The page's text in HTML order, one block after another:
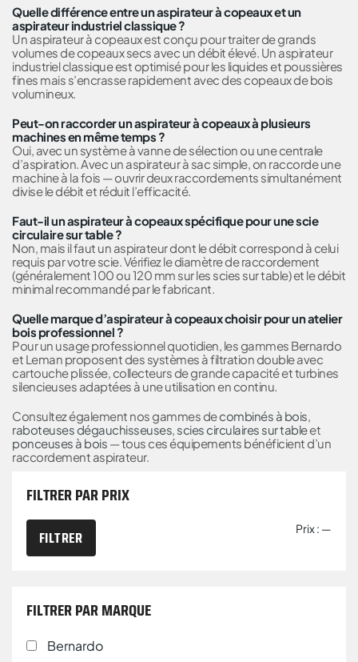
Quelle différence entre un aspirateur à copeaux et un
aspirateur industriel classique ?
Un aspirateur à copeaux est conçu pour traiter de grands
volumes de copeaux secs avec un débit élevé. Un aspirateur
industriel classique est optimisé pour les liquides et poussières
fines mais s’encrasse rapidement avec des copeaux de bois
volumineux.
Peut-on raccorder un aspirateur à copeaux à plusieurs
machines en même temps ?
Oui, avec un système à vanne de sélection ou une centrale
d’aspiration. Avec un aspirateur à sac simple, on raccorde une
machine à la fois — ouvrir deux raccordements simultanément
divise le débit et réduit l’efficacité.
Faut-il un aspirateur à copeaux spécifique pour une scie
circulaire sur table ?
Non, mais il faut un aspirateur dont le débit correspond à celui
requis par votre scie. Vérifiez le diamètre de raccordement
(généralement 100 ou 120 mm sur les scies sur table) et le débit
minimal recommandé par le fabricant.
Quelle marque d’aspirateur à copeaux choisir pour un atelier
bois professionnel ?
Pour un usage professionnel quotidien, les gammes Bernardo
et Leman proposent des systèmes à filtration double avec
cartouche plissée, collecteurs de grande capacité et turbines
silencieuses adaptées à une utilisation en continu.
Consultez également nos gammes decombinés à bois,
raboteuses dégauchisseuses, scies circulaires sur tableet
ponceuses à bois — tous ces équipements bénéficient d’un
raccordement aspirateur.
FILTRER PAR PRIX
FILTRER Prix : —
FILTRER PAR MARQUE
Bernardo